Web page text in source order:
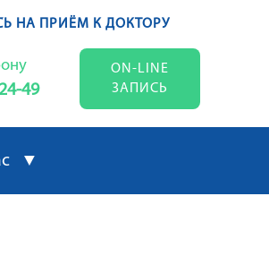
НА ПРИЁМ К ДОКТОРУ
49
ON-LINE
ЗАПИСЬ
▼